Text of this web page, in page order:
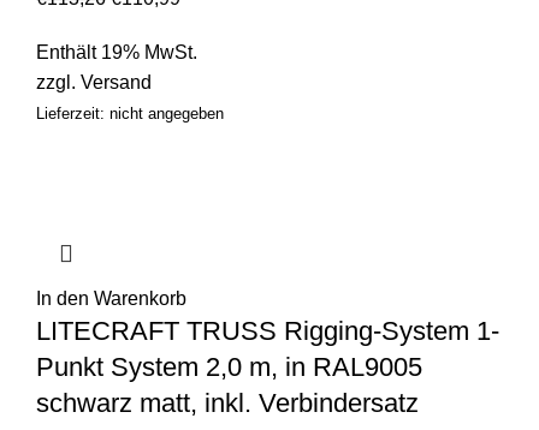
Enthält 19% MwSt.
zzgl. Versand
Lieferzeit: nicht angegeben
In den Warenkorb
LITECRAFT TRUSS Rigging-System 1-
Punkt System 2,0 m, in RAL9005
schwarz matt, inkl. Verbindersatz